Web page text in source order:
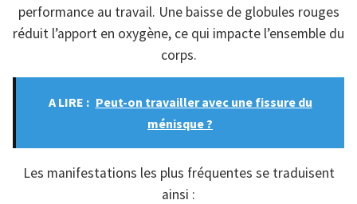
performance au travail. Une baisse de globules rouges
réduit l’apport en oxygène, ce qui impacte l’ensemble du
corps.
A LIRE : Peut-on travailler avec une fissure du
ménisque ?
Les manifestations les plus fréquentes se traduisent
ainsi :